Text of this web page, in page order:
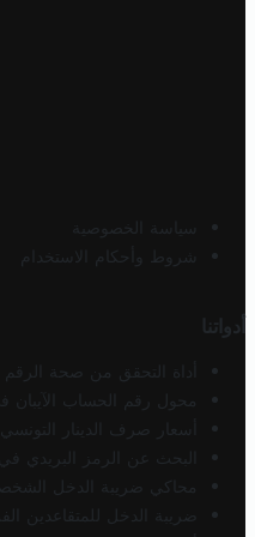
سياسة الخصوصية
شروط وأحكام الاستخدام
أدواتنا
أداة التحقق من صحة الرقم
محول رقم الحساب الآيبان
أسعار صرف الدينار التونسي
البحث عن الرمز البريدي
محاكي ضريبة الدخل
ضريبة الدخل للمتقاعدين